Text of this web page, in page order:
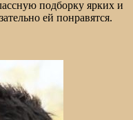
подборку ярких и
ей понравятся.